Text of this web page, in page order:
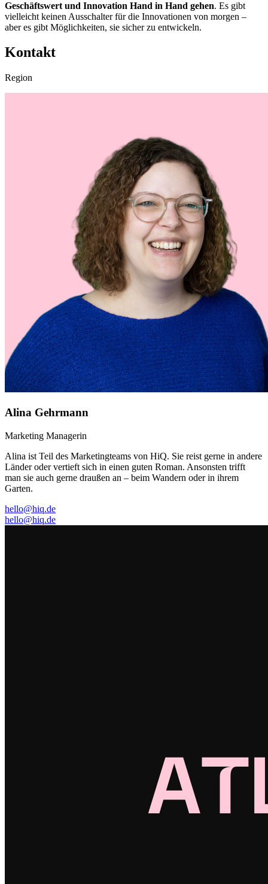
Geschäftswert und Innovation Hand in Hand gehen. Es gibt
vielleicht keinen Ausschalter für die Innovationen von morgen –
aber es gibt Möglichkeiten, sie sicher zu entwickeln.
Kontakt
Region
Alina Gehrmann
Marketing Managerin
Alina ist Teil des Marketingteams von HiQ. Sie reist gerne in andere
Länder oder vertieft sich in einen guten Roman. Ansonsten trifft
man sie auch gerne draußen an – beim Wandern oder in ihrem
Garten.
hello@hiq.de
hello@hiq.de